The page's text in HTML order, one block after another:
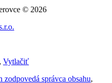
© 2026
, Vytlačiť
zodpovedá správca obsahu,